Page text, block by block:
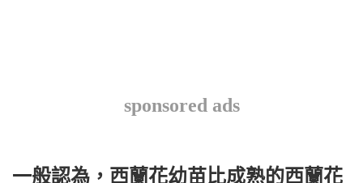
sponsored ads
一般認為，西蘭花幼苗比成熟的西蘭花